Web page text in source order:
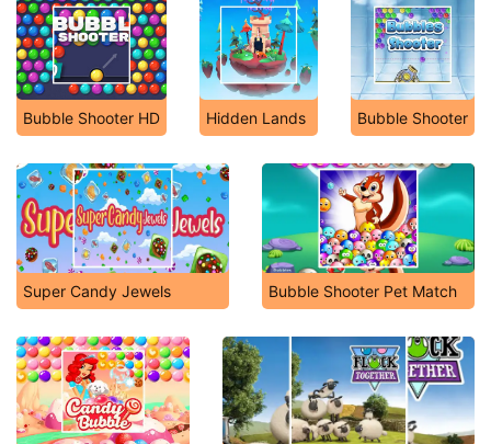
Bubble Shooter HD Hidden Lands Bubble Shooter
Super Candy Jewels Bubble Shooter Pet Match